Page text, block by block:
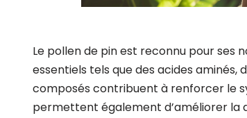
Le pollen de pin est reconnu pour ses
essentiels tels que des acides aminés,
composés contribuent à renforcer le
permettent également d’améliorer la